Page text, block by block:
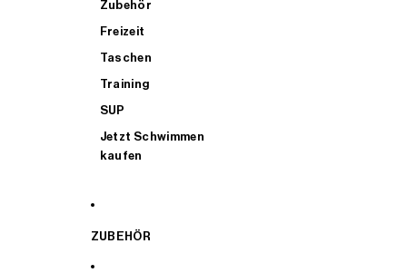
Zubehör
Freizeit
Taschen
Training
SUP
Jetzt Schwimmen
kaufen
ZUBEHÖR